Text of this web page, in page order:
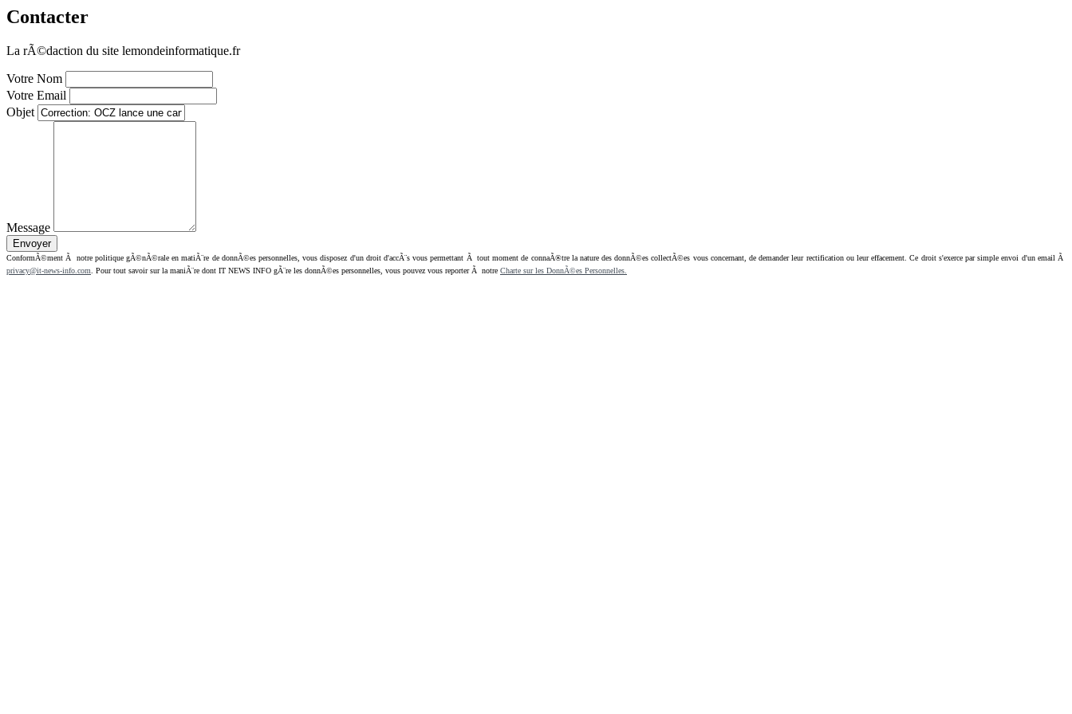
Contacter
La rÃ©daction du site lemondeinformatique.fr
Votre Nom
Votre Email
Objet
Message
ConformÃ©ment Ã notre politique gÃ©nÃ©rale en matiÃ¨re de donnÃ©es personnelles, vous disposez d'un droit d'accÃ¨s vous permettant Ã tout moment de connaÃ®tre la nature des donnÃ©es collectÃ©es vous concernant, de demander leur rectification ou leur effacement. Ce droit s'exerce par simple envoi d'un email Ã
privacy@it-news-info.com . Pour tout savoir sur la maniÃ¨re dont IT NEWS INFO gÃ¨re les donnÃ©es personnelles, vous pouvez vous reporter Ã notre Charte sur les DonnÃ©es Personnelles.